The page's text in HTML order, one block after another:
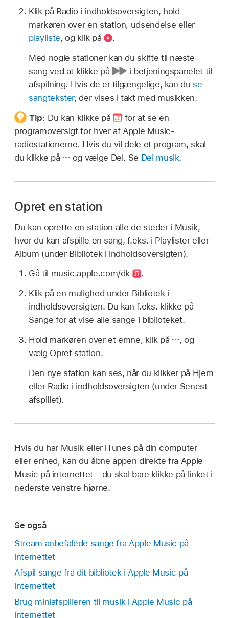
Klik på Radio i indholdsoversigten, hold
markøren over en station, udsendelse eller
playliste, og klik på
.
Med nogle stationer kan du skifte til næste
sang ved at klikke på
i betjeningspanelet til
afspilning. Hvis de er tilgængelige, kan du se
sangtekster, der vises i takt med musikken.
Tip: Du kan klikke på
for at se en
programoversigt for hver af Apple Music-
radiostationerne. Hvis du vil dele et program, skal
du klikke på
og vælge Del. Se Del musik.
Opret en station
Du kan oprette en station alle de steder i Musik,
hvor du kan afspille en sang, f.eks. i Playlister eller
Album (under Bibliotek i indholdsoversigten).
Gå til music.apple.com/dk
.
Klik på en mulighed under Bibliotek i
indholdsoversigten. Du kan f.eks. klikke på
Sange for at vise alle sange i biblioteket.
Hold markøren over et emne, klik på
, og
vælg Opret station.
Den nye station kan ses, når du klikker på Hjem
eller Radio i indholdsoversigten (under Senest
afspillet).
Hvis du har Musik eller iTunes på din computer
eller enhed, kan du åbne appen direkte fra Apple
Music på internettet – du skal bare klikke på linket i
nederste venstre hjørne.
Se også
Stream anbefalede sange fra Apple Music på
internettet
Afspil sange fra dit bibliotek i Apple Music på
internettet
Brug miniafspilleren til musik i Apple Music på
internettet